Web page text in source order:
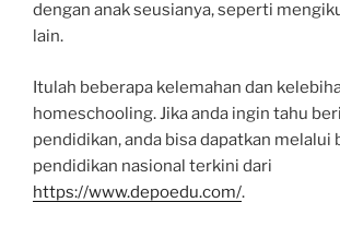
dengan anak seusianya, seperti
lain.
Itulah beberapa kelemahan dan
homeschooling. Jika anda ingin tahu
pendidikan, anda bisa dapatkan melalui
pendidikan nasional terkini dari
https://www.depoedu.com/.